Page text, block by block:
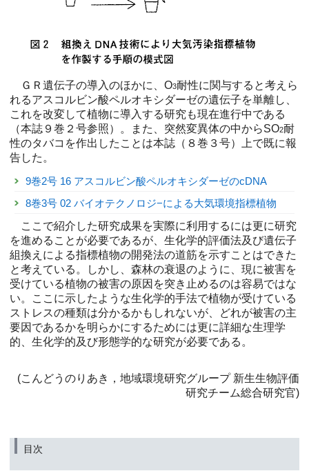
ＧＲ遺伝子の導入のほかに、O3耐性に関与すると考えら
れるアスコルビン酸ペルオキシダーゼの遺伝子を単離し、
これを改変して植物に導入する研究も現在進行中である
（本誌９巻２号参照）。また、突然変異体の中からSO2耐
性のタバコを作出したことは本誌（８巻３号）上で既に報
告した。
9巻2号 16 アスコルビン酸ペルオキシダーゼのcDNA
8巻3号 02 バイオテクノロジ−による大気環境指標植物
ここで紹介した研究成果を実際に利用するには更に研究
を進めることが必要であるが、生化学的評価法及び遺伝子
組換えによる指標植物の開発法の道筋を示すことはできた
と考えている。しかし、森林の衰退のように、現に被害を
受けている植物の被害の原因を突き止めるのは容易ではな
い。ここに示したような生化学的手法で植物が受けている
ストレスの種類は分かるかもしれないが、どれが被害の主
要因であるかを明らかにするためには更に詳細な生理学
的、生化学的及び形態学的な研究が必要である。
(こんどうのりあき，地域環境研究グループ 新生生物評価
研究チーム総合研究官)
目次